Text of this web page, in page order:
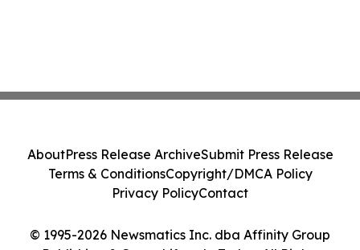
© 1995-2026 Newsmatics Inc. dba Affinity Group
AboutPress Release ArchiveSubmit Press Release
Terms & ConditionsCopyright/DMCA Policy
Privacy PolicyContact